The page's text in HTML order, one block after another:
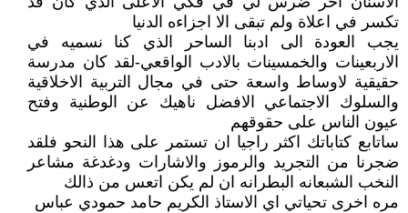
تكسر في اعلاة ولم تبقى الا اجزاءه الدنيا
يجب العودة الى ادبنا الساحر الذي كنا نسميه في
الاربعينات والخمسينات بالادب الواقعي-لقد كان مدرسة
حقيقية لاوساط واسعة حتى في مجال التربية الاخلاقية
والسلوك الاجتماعي الافضل ناهيك عن الوطنية وفتح
عيون الناس على حقوقهم
ساتابع كتاباتك اكثر راجيا ان تستمر على هذا النحو فلقد
ضجرنا من التجريد والرموز والاشارات ودغدغة مشاعر
النخب الشبعانه البطرانه ان لم يكن اتعس من ذالك
مره اخرى تحياتي اي الاستاذ الكريم حامد حمودي عباس